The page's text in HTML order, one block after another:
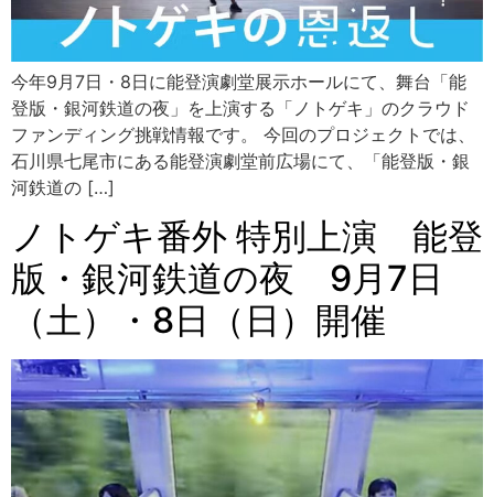
今年9月7日・8日に能登演劇堂展示ホールにて、舞台「能
登版・銀河鉄道の夜」を上演する「ノトゲキ」のクラウド
ファンディング挑戦情報です。 今回のプロジェクトでは、
石川県七尾市にある能登演劇堂前広場にて、「能登版・銀
河鉄道の […]
ノトゲキ番外 特別上演 能登
版・銀河鉄道の夜 9月7日
（土）・8日（日）開催